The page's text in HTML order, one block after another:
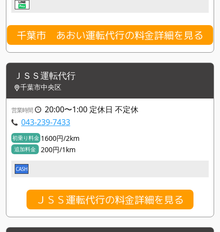
千葉市 あおい運転代行の料金詳細を見る
ＪＳＳ運転代行
千葉市中央区
営業時間
20:00〜1:00 定休日 不定休
043-239-7433
初乗り料金 1600円/2km
追加料金 200円/1km
CASH
ＪＳＳ運転代行の料金詳細を見る